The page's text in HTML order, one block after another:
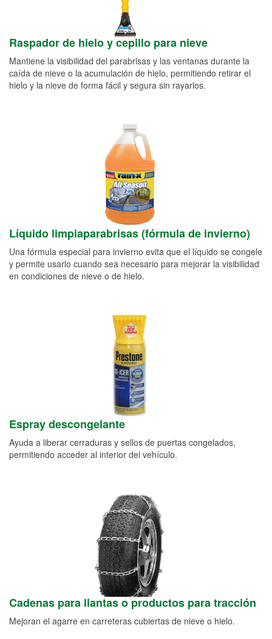
Raspador de hielo y cepillo para nieve
Mantiene la visibilidad del parabrisas y las ventanas durante la
caída de nieve o la acumulación de hielo, permitiendo retirar el
hielo y la nieve de forma fácil y segura sin rayarlos.
Líquido limpiaparabrisas (fórmula de invierno)
Una fórmula especial para invierno evita que el líquido se congele
y permite usarlo cuando sea necesario para mejorar la visibilidad
en condiciones de nieve o de hielo.
Espray descongelante
Ayuda a liberar cerraduras y sellos de puertas congelados,
permitiendo acceder al interior del vehículo.
Cadenas para llantas o productos para tracción
Mejoran el agarre en carreteras cubiertas de nieve o hielo.